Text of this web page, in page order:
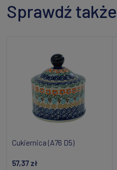
Sprawdź także
Cukiernica (A76 D5)
57,37 zł